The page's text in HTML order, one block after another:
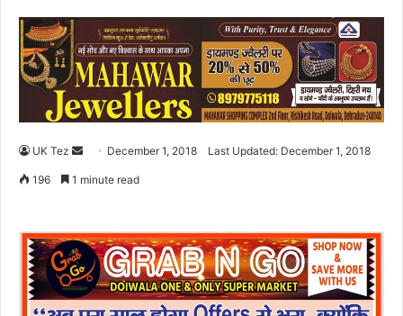
UK Tez
a
e
m
December 1, 2018 Last Updated: December 1, 2018
196 1 minute read